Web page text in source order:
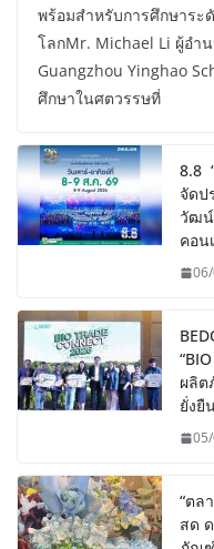
พร้อมสำหรับการศึกษาระ
โลกMr. Michael Li ผู้อำ
Guangzhou Yinghao
ศึกษาในศตวรรษที่
8.8
จัดป
วัฒน์
คอน
ผลิต
ยั่งยื
“ตล
สด